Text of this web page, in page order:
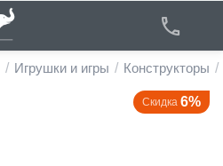
/ Игрушки и игры / Конструкторы /
Скидка 6%